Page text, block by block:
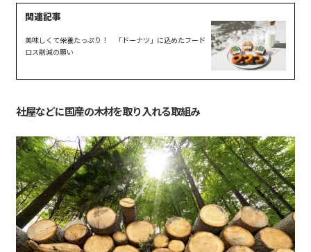
美味しくて栄養たっぷり！ 「ドーナツ」に込めたフード
ロス削減の願い
社屋などに国産の木材を取り入れる取組み